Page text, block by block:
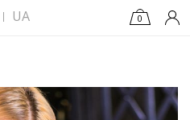
UA 0